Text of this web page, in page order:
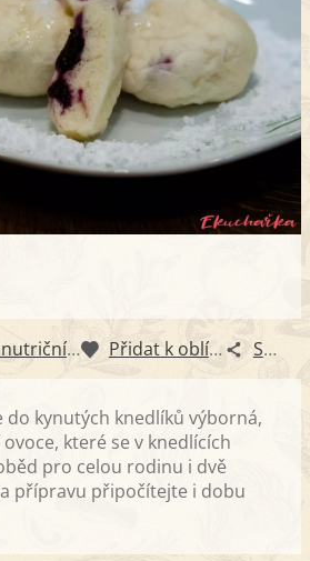
Zapsat do nutričního diáře Přidat k oblíbeným Sdílet
kynutých knedlíků výborná,
které se v knedlících
pro celou rodinu i dvě
přípravu připočítejte i dobu